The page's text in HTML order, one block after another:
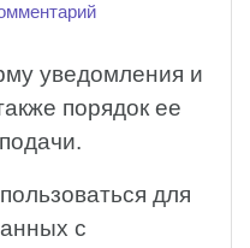
уведомления и
порядок ее
для
с